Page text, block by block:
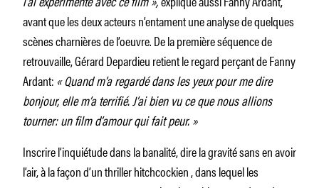
avant que les deux acteurs n’entament une analyse de quelques
scènes charnières de l’oeuvre. De la première séquence de
retrouvaille, Gérard Depardieu retient le regard perçant de Fanny
Ardant: « Quand m’a regardé dans les yeux pour me dire
bonjour, elle m’a terrifié. J’ai bien vu ce que nous allions
tourner: un film d’amour qui fait peur. »
Inscrire l’inquiétude dans la banalité, dire la gravité sans en avoir
l’air, à la façon d’un thriller hitchcockien , dans lequel les